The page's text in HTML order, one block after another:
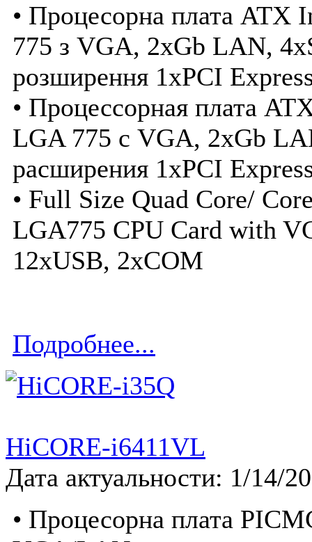
• Процесорна плата ATX
775 з VGA, 2xGb LAN,
розширення 1xPCI
• Процессорная плата
LGA 775 с VGA, 2xGb
расширения 1xPCI
• Full Size Quad Core/
LGA775 CPU Card with
12xUSB, 2xCOM
Подробнее...
HiCORE-i6411VL
Дата актуальности: 1/14/
• Процесорна плата